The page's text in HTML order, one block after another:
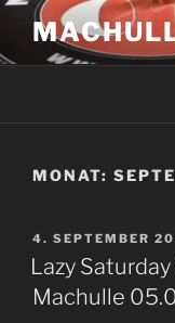
Zum
Inhalt
springen
MONAT:
VERÖFFENTLICHT
AM
4. SEPTEMBER
Lazy
Machulle